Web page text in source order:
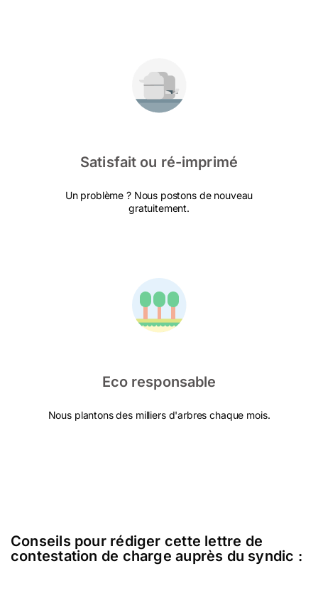
Satisfait ou ré-imprimé
Un problème ? Nous postons de nouveau
gratuitement.
Eco responsable
Nous plantons des milliers d'arbres chaque mois.
Conseils pour rédiger cette lettre de
contestation de charge auprès du syndic :